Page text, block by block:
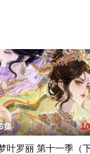
集
叶罗丽 第十一季（下